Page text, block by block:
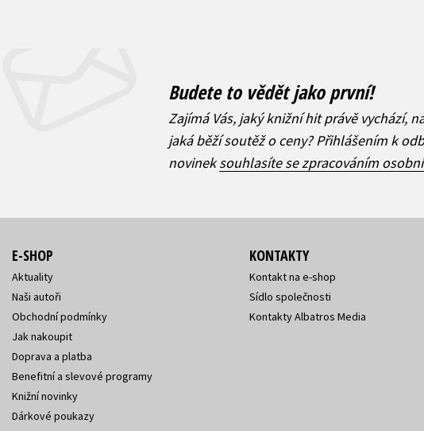
Budete to vědět jako první!
Zajímá Vás, jaký knižní hit právě vychází,
jaká běží soutěž o ceny? Přihlášením k
novineksouhlasíte se zpracováním
E-SHOP
Aktuality
Naši autoři
Obchodní podmínky
Jak nakoupit
Doprava a platba
Benefitní a slevové programy
Knižní novinky
Dárkové poukazy
KONTAKTY
Kontakt na e-shop
Sídlo společnosti
Kontakty Albatros Media